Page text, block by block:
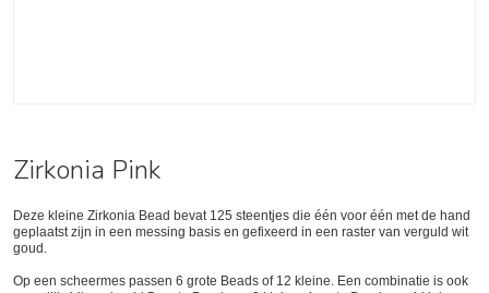
Zirkonia Pink
Deze kleine Zirkonia Bead bevat 125 steentjes die één voor één met de hand
geplaatst zijn in een messing basis en gefixeerd in een raster van verguld wit
goud.
Op een scheermes passen 6 grote Beads of 12 kleine. Een combinatie is ook